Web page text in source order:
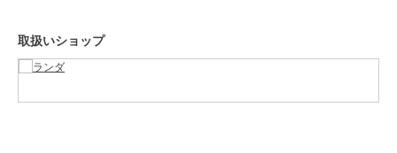
取扱いショップ